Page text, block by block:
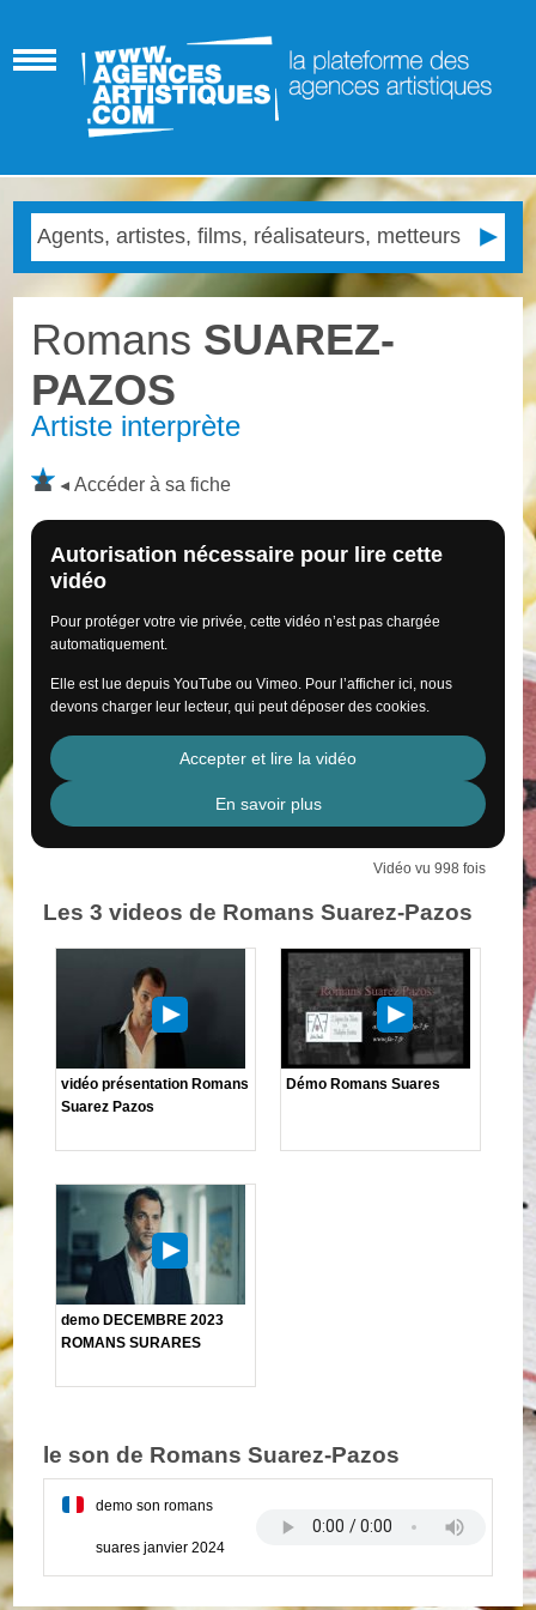
Romans SUAREZ-
PAZOS
Artiste interprète
Accéder à sa fiche
Autorisation nécessaire pour lire cette
vidéo
Pour protéger votre vie privée, cette vidéo n’est pas chargée
automatiquement.
Elle est lue depuis YouTube ou Vimeo. Pour l’afficher ici, nous
devons charger leur lecteur, qui peut déposer des cookies.
Accepter et lire la vidéo
En savoir plus
Vidéo vu 998 fois
Les 3 videos de Romans Suarez-Pazos
vidéo présentation Romans
Suarez Pazos
Démo Romans Suares
demo DECEMBRE 2023
ROMANS SURARES
le son de Romans Suarez-Pazos
demo son romans
suares janvier 2024